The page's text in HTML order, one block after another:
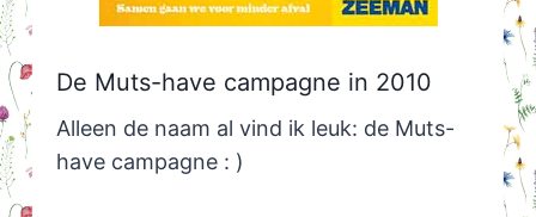
De Muts-have campagne in 2010
Alleen de naam al vind ik leuk: de Muts-
have campagne : )